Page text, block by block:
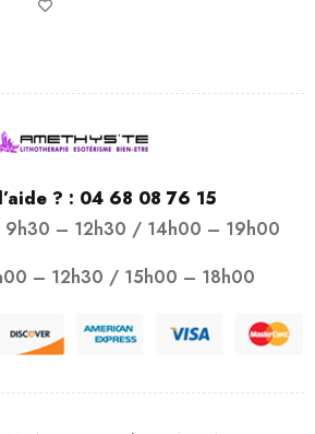
? : 04 68 08 76 15
9h30 – 12h30 / 14h00 – 19h00
– 12h30 / 15h00 – 18h00